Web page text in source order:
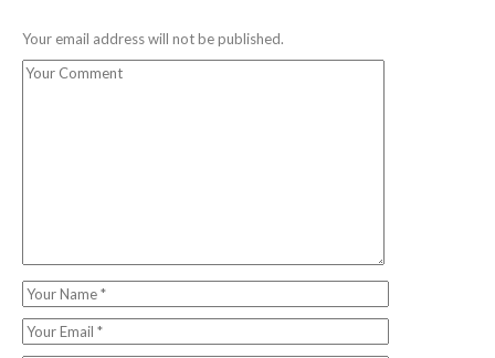
Your email address will not be published.